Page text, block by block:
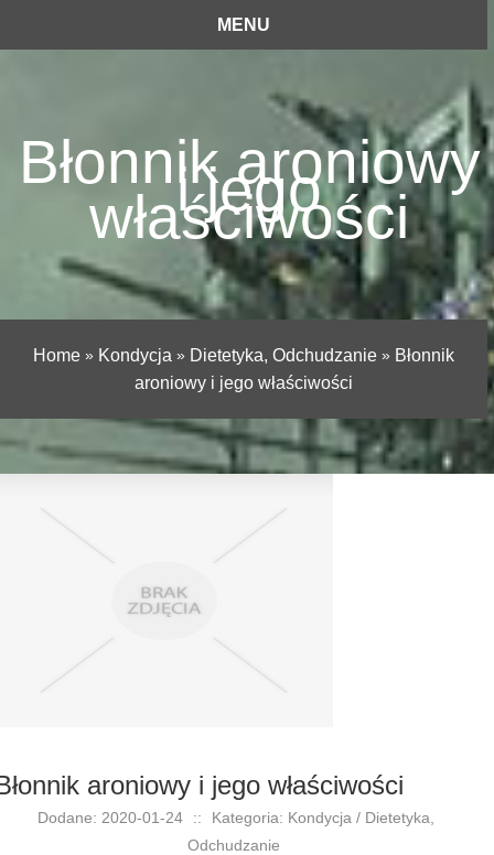
MENU
Błonnik aroniowy
i jego
właściwości
Home » Kondycja » Dietetyka, Odchudzanie » Błonnik
aroniowy i jego właściwości
aroniowy i jego właściwości
Dodane: 2020-01-24 ::
Kategoria: Kondycja / Dietetyka,
Odchudzanie